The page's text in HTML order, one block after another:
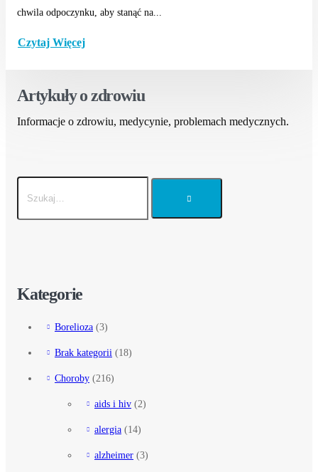
chwila odpoczynku, aby stanąć na...
Czytaj Więcej
Artykuły o zdrowiu
Informacje o zdrowiu, medycynie, problemach medycznych.
Kategorie
Borelioza (3)
Brak kategorii (18)
Choroby (216)
aids i hiv (2)
alergia (14)
alzheimer (3)